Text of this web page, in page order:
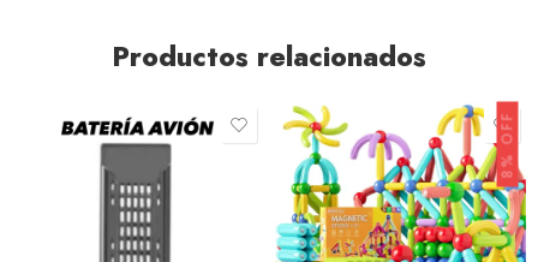
Productos relacionados
8% OFF